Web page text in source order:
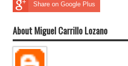
Share on Google Plus
About Miguel Carrillo Lozano